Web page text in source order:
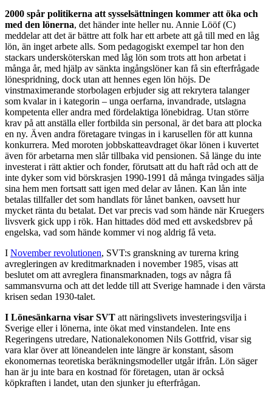
2000 spår politikerna att sysselsättningen kommer att öka och
med den lönerna, det händer inte heller nu. Annie Lööf (C)
meddelar att det är bättre att folk har ett arbete att gå till med en låg
lön, än inget arbete alls. Som pedagogiskt exempel tar hon den
stackars undersköterskan med låg lön som trots att hon arbetat i
många år, med hjälp av sänkta ingångslöner kan få sin efterfrågade
lönespridning, dock utan att hennes egen lön höjs. De
vinstmaximerande storbolagen erbjuder sig att rekrytera talanger
som kvalar in i kategorin – unga oerfarna, invandrade, utslagna
kompetenta eller andra med fördelaktiga lönebidrag. Utan större
krav på att anställa eller fortbilda sin personal, är det bara att plocka
en ny. Även andra företagare tvingas in i karusellen för att kunna
konkurrera. Med moroten jobbskatteavdraget ökar lönen i kuvertet
även för arbetarna men slår tillbaka vid pensionen. Så länge du inte
investerat i rätt aktier och fonder, förutsatt att du haft råd och att de
inte dyker som vid börskrasjen 1990-1991 då många tvingades sälja
sina hem men fortsatt satt igen med delar av lånen. Kan lån inte
betalas tillfaller det som handlats för lånet banken, oavsett hur
mycket ränta du betalat. Det var precis vad som hände när Kruegers
livsverk gick upp i rök. Han hittades död med ett avskedsbrev på
engelska, vad som hände kommer vi nog aldrig få veta.
I November revolutionen, SVT:s granskning av turerna kring
avregleringen av kreditmarknaden i november 1985, visas att
beslutet om att avreglera finansmarknaden, togs av några få
sammansvurna och att det ledde till att Sverige hamnade i den värsta
krisen sedan 1930-talet.
I Lönesänkarna visar SVT att näringslivets investeringsvilja i
Sverige eller i lönerna, inte ökat med vinstandelen. Inte ens
Regeringens utredare, Nationalekonomen Nils Gottfrid, visar sig
vara klar över att löneandelen inte längre är konstant, såsom
ekonomernas teoretiska beräkningsmodeller utgår ifrån. Lön säger
han är ju inte bara en kostnad för företagen, utan är också
köpkraften i landet, utan den sjunker ju efterfrågan.